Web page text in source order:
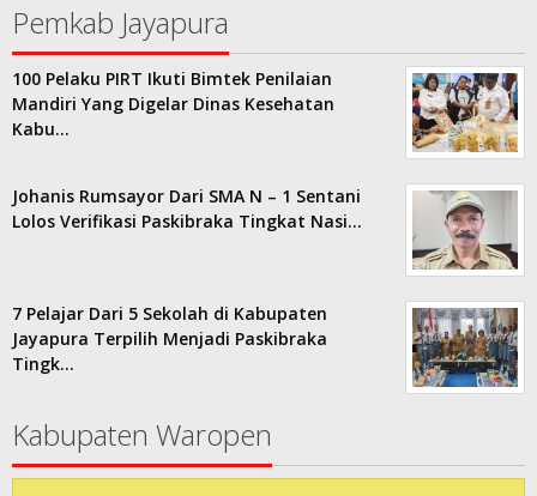
Pemkab Jayapura
100 Pelaku PIRT Ikuti Bimtek Penilaian
Mandiri Yang Digelar Dinas Kesehatan
Kabu…
Johanis Rumsayor Dari SMA N – 1 Sentani
Lolos Verifikasi Paskibraka Tingkat Nasi…
7 Pelajar Dari 5 Sekolah di Kabupaten
Jayapura Terpilih Menjadi Paskibraka
Tingk…
Kabupaten Waropen